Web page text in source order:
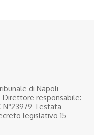
di Napoli
Direttore responsabile:
N°23979 Testata
legislativo 15